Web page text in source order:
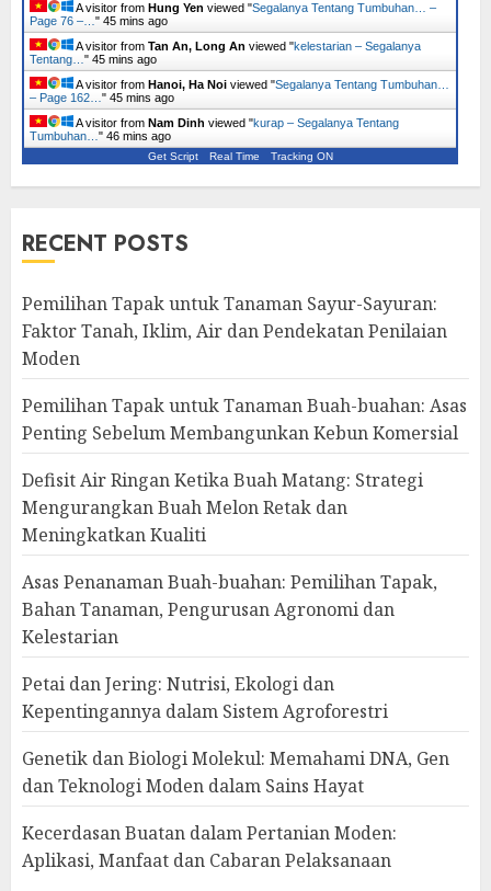
A visitor from Hung Yen viewed "Segalanya Tentang Tumbuhan… –
Page 76 –… " 45 mins ago
A visitor from Tan An, Long An viewed "kelestarian – Segalanya
Tentang… " 45 mins ago
A visitor from Hanoi, Ha Noi viewed "Segalanya Tentang Tumbuhan…
– Page 162… " 45 mins ago
A visitor from Nam Dinh viewed "kurap – Segalanya Tentang
Tumbuhan… " 46 mins ago
Get Script Real Time Tracking ON
RECENT POSTS
Pemilihan Tapak untuk Tanaman Sayur-Sayuran:
Faktor Tanah, Iklim, Air dan Pendekatan Penilaian
Moden
Pemilihan Tapak untuk Tanaman Buah-buahan: Asas
Penting Sebelum Membangunkan Kebun Komersial
Defisit Air Ringan Ketika Buah Matang: Strategi
Mengurangkan Buah Melon Retak dan
Meningkatkan Kualiti
Asas Penanaman Buah-buahan: Pemilihan Tapak,
Bahan Tanaman, Pengurusan Agronomi dan
Kelestarian
Petai dan Jering: Nutrisi, Ekologi dan
Kepentingannya dalam Sistem Agroforestri
Genetik dan Biologi Molekul: Memahami DNA, Gen
dan Teknologi Moden dalam Sains Hayat
Kecerdasan Buatan dalam Pertanian Moden:
Aplikasi, Manfaat dan Cabaran Pelaksanaan